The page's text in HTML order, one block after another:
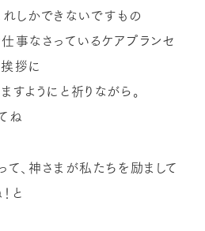
しかできないですもの
事なさっているケアプランセ
拶に
すようにと祈りながら。
ね
て、神さまが私たちを励まして
と